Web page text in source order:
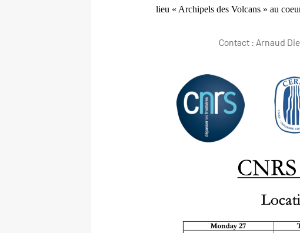
lieu « Archipels des Volcans » au
Contact : Arnaud